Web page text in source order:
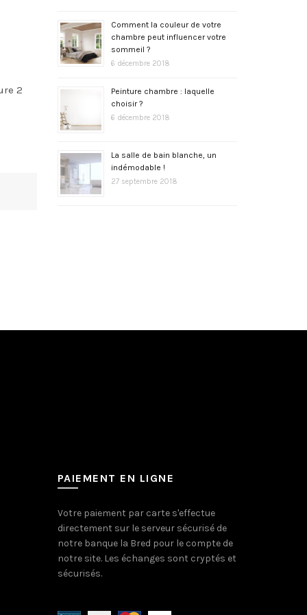
2
Comment la couleur de votre
chambre peut influencer votre
sommeil ?
6 décembre 2018
Peinture chambre : laquelle
choisir ?
6 décembre 2018
La salle de bain blanche, un
indémodable !
27 septembre 2018
PAIEMENT EN LIGNE
Votre paiement par carte s'effectue
directement sur le serveur sécurisé de
notre banque la Bred pour le compte de
notre site. Les échanges sont cryptés et
sécurisés.